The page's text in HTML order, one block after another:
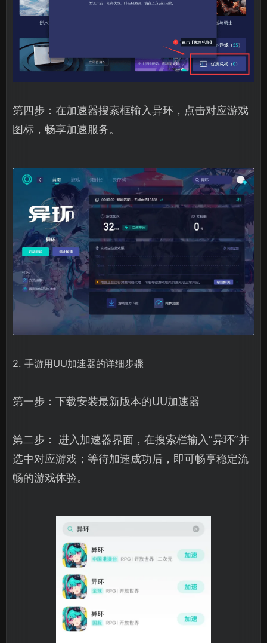
第四步：在加速器搜索框输入异环，点击对应游戏
图标，畅享加速服务。
2. 手游用UU加速器的详细步骤
第一步：下载安装最新版本的UU加速器
第二步： 进入加速器界面，在搜索栏输入“异环”并
选中对应游戏；等待加速成功后，即可畅享稳定流
畅的游戏体验。